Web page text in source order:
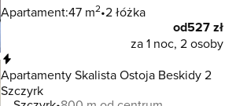
Apartament:47 m2 2 łóżka
od527 zł
za 1 noc, 2 osoby
Apartamenty Skalista Ostoja Beskidy 2
Szczyrk